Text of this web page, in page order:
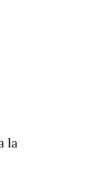
la